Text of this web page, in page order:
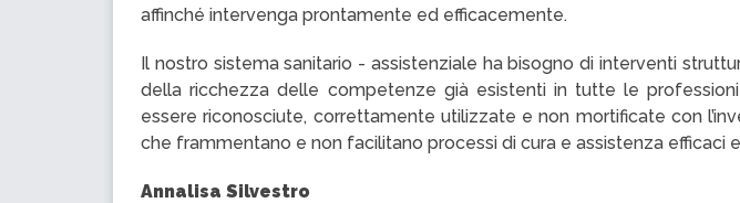
affinché intervenga prontamente ed efficacemente.
Il nostro sistema sanitario - assistenziale ha bisogno di interventi
della ricchezza delle competenze già esistenti in tutte le
essere riconosciute, correttamente utilizzate e non mortificate con
che frammentano e non facilitano processi di cura e assistenza efficaci
Annalisa Silvestro